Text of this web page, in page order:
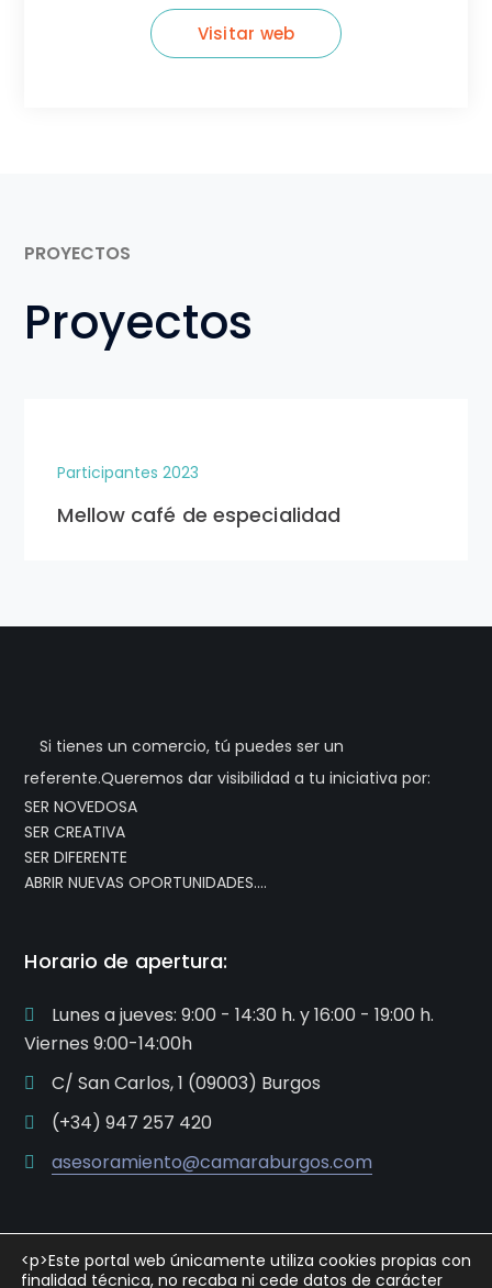
Visitar web
PROYECTOS
Proyectos
Participantes 2023
Mellow café de especialidad
Si tienes un comercio, tú puedes ser un
referente.Queremos dar visibilidad a tu iniciativa por:
SER NOVEDOSA
SER CREATIVA
SER DIFERENTE
ABRIR NUEVAS OPORTUNIDADES….
Horario de apertura:
Lunes a jueves: 9:00 - 14:30 h. y 16:00 - 19:00 h.
Viernes 9:00-14:00h
C/ San Carlos, 1 (09003) Burgos
(+34) 947 257 420
asesoramiento@camaraburgos.com
<p>Este portal web únicamente utiliza cookies propias con
finalidad técnica, no recaba ni cede datos de carácter